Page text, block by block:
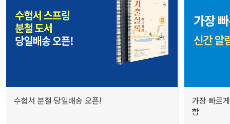
수험서 분철 당일배송 오픈!
가장 빠르
합